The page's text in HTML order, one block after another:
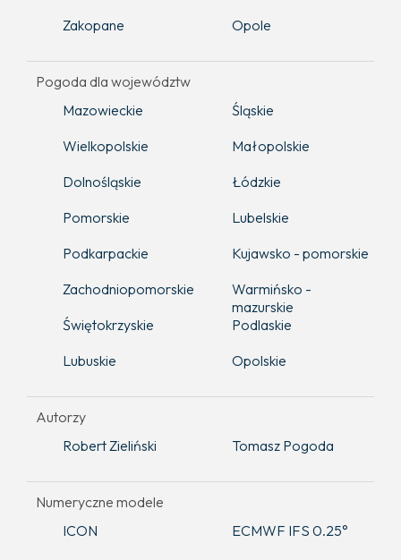
Zakopane
Opole
Pogoda dla województw
Mazowieckie
Śląskie
Wielkopolskie
Małopolskie
Dolnośląskie
Łódzkie
Pomorskie
Lubelskie
Podkarpackie
Kujawsko - pomorskie
Zachodniopomorskie
Warmińsko -
mazurskie
Świętokrzyskie
Podlaskie
Lubuskie
Opolskie
Autorzy
Robert Zieliński
Tomasz Pogoda
Numeryczne modele
ICON
ECMWF IFS 0.25°